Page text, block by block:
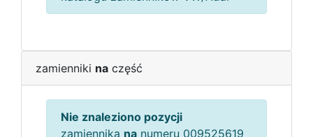
zamienniki na część
Nie znaleziono pozycji
zamiennika na numeru 009525619